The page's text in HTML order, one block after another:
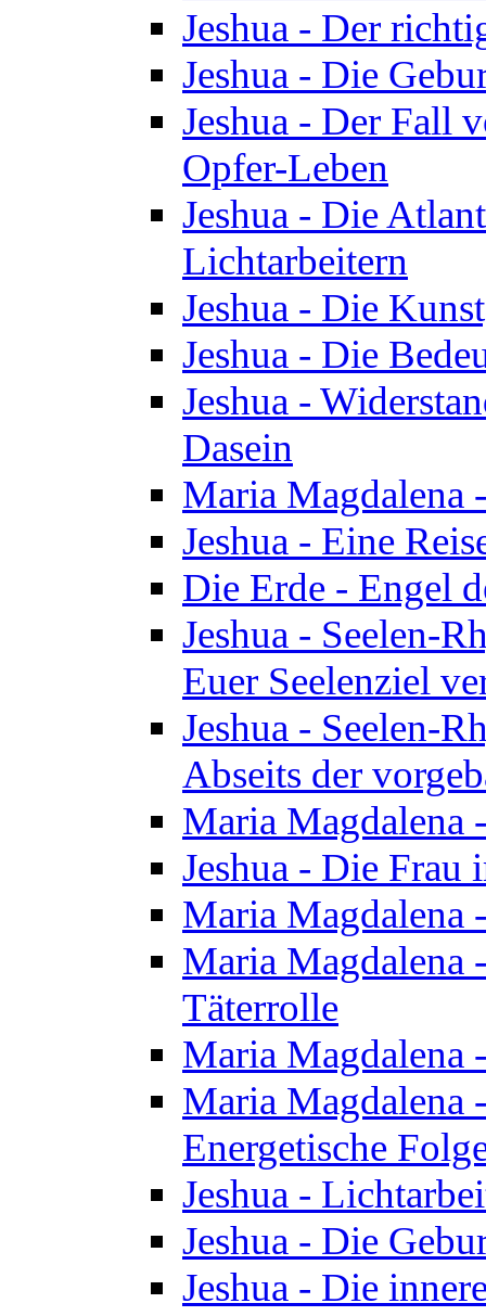
Jeshua - Der
Jeshua - Die
Jeshua - Der Fall
Opfer-Leben
Jeshua - Die
Lichtarbeitern
Jeshua - Die
Jeshua - Die
Jeshua -
Dasein
Maria Magdalena
Jeshua - Eine
Die Erde - Engel
Jeshua - Seelen-
Euer Seelenziel
Jeshua - Seelen-
Abseits der
Maria Magdalena
Jeshua - Die Frau
Maria Magdalena
Maria Magdalena
Täterrolle
Maria Magdalena
Maria Magdalena
Energetische
Jeshua -
Jeshua - Die
Jeshua - Die